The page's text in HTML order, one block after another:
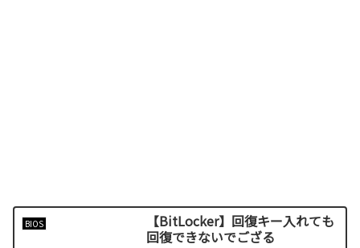
BIOS
【BitLocker】回復キー入れても
回復できないでござる